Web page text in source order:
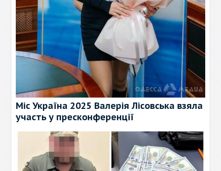
Міс Україна 2025 Валерія Лісовська взяла
участь у пресконференції